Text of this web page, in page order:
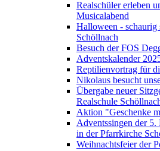
Realschüler erleben
Musicalabend
Halloween - schaurig
Schöllnach
Besuch der FOS
Adventskalender
Reptilienvortrag für
Nikolaus besucht
Übergabe neuer
Realschule
Aktion "Geschenke
Adventssingen der
in der Pfarrkirche
Weihnachtsfeier der